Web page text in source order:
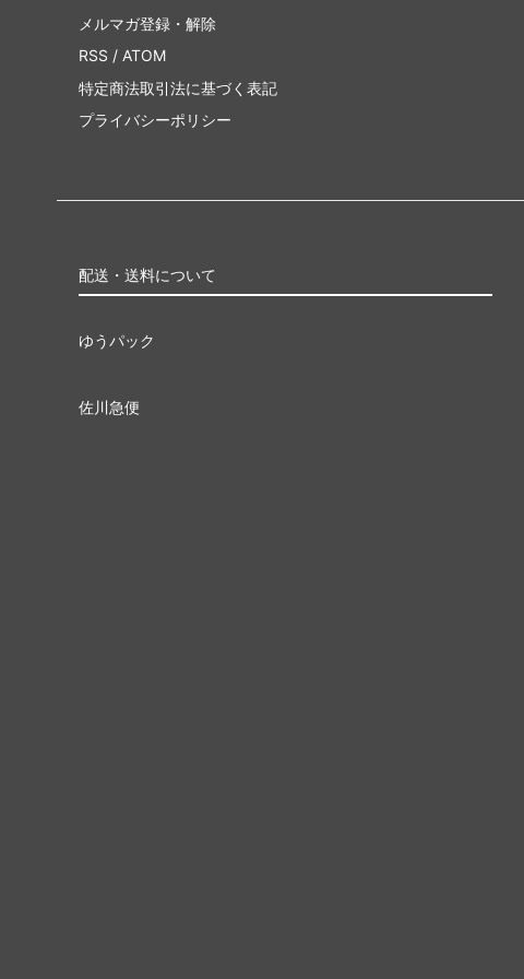
メルマガ登録・解除
RSS / ATOM
特定商法取引法に基づく表記
プライバシーポリシー
配送・送料について
ゆうパック
佐川急便